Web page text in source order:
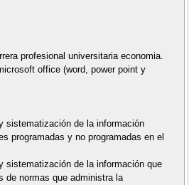
profesional universitaria economia.
office (word, power point y
sistematización de la información
programadas y no programadas en el
sistematización de la información que
de normas que administra la